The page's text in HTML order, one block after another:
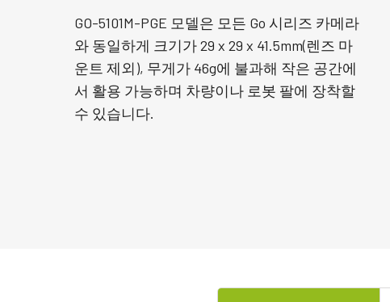
GO-5101M-PGE 모델은 모든 Go 시리즈 카메라
와 동일하게 크기가 29 x 29 x 41.5mm(렌즈 마
운트 제외), 무게가 46g에 불과해 작은 공간에
서 활용 가능하며 차량이나 로봇 팔에 장착할
수 있습니다.